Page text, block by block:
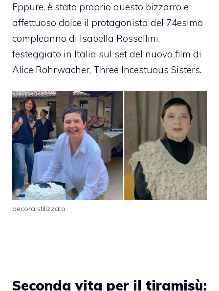
Eppure, è stato proprio questo bizzarro e
affettuoso dolce il protagonista del 74esimo
compleanno di Isabella Rossellini,
festeggiato in Italia sul set del nuovo film di
Alice Rohrwacher, Three Incestuous Sisters.
pecora stilizzata
Seconda vita per il tiramisù: